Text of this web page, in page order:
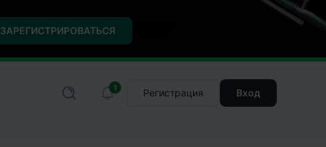
ЗАРЕГИСТРИРОВАТЬСЯ
1 Регистрация Вход